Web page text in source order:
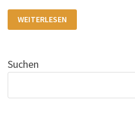
ALASKA
–
DER
IM
HOHEN
WEITERLESEN
Suchen